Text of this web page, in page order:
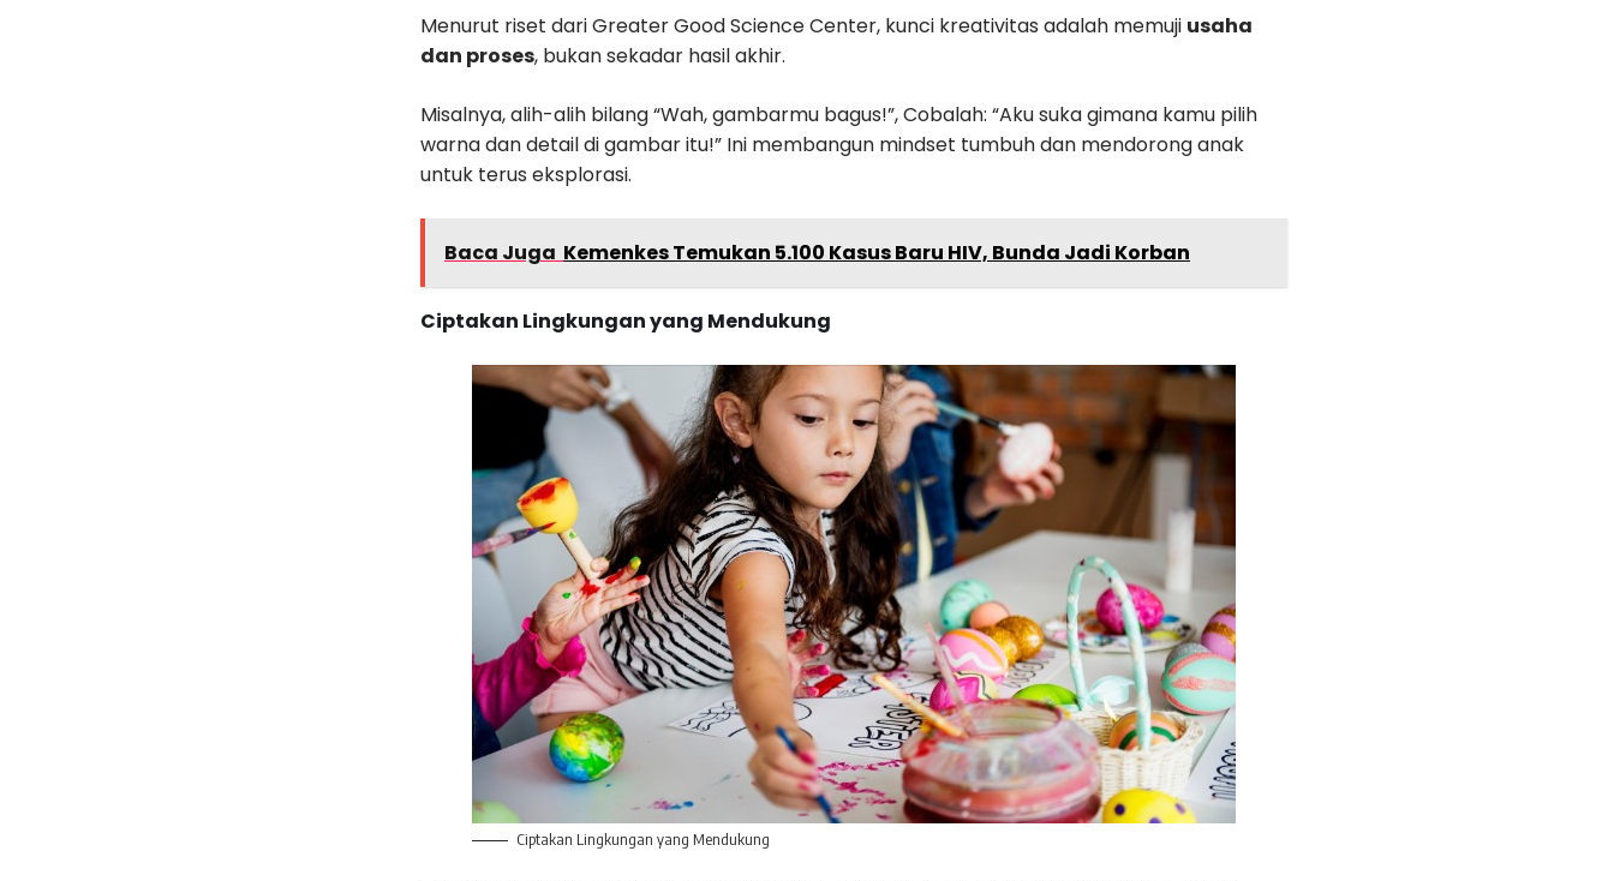
Menurut riset dari Greater Good Science Center, kunci kreativitas adalah memuji usaha
dan proses, bukan sekadar hasil akhir.
Misalnya, alih-alih bilang “Wah, gambarmu bagus!”, Cobalah: “Aku suka gimana kamu pilih
warna dan detail di gambar itu!” Ini membangun mindset tumbuh dan mendorong anak
untuk terus eksplorasi.
Baca Juga Kemenkes Temukan 5.100 Kasus Baru HIV, Bunda Jadi Korban
Ciptakan Lingkungan yang Mendukung
Ciptakan Lingkungan yang Mendukung